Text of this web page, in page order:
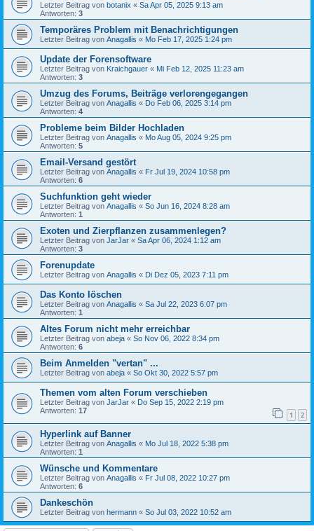
Letzter Beitrag von botanix « Sa Apr 05, 2025 9:13 am
Antworten: 3
Temporäres Problem mit Benachrichtigungen
Letzter Beitrag von Anagallis « Mo Feb 17, 2025 1:24 pm
Update der Forensoftware
Letzter Beitrag von Kraichgauer « Mi Feb 12, 2025 11:23 am
Antworten: 3
Umzug des Forums, Beiträge verlorengegangen
Letzter Beitrag von Anagallis « Do Feb 06, 2025 3:14 pm
Antworten: 4
Probleme beim Bilder Hochladen
Letzter Beitrag von Anagallis « Mo Aug 05, 2024 9:25 pm
Antworten: 5
Email-Versand gestört
Letzter Beitrag von Anagallis « Fr Jul 19, 2024 10:58 pm
Antworten: 6
Suchfunktion geht wieder
Letzter Beitrag von Anagallis « So Jun 16, 2024 8:28 am
Antworten: 1
Exoten und Zierpflanzen zusammenlegen?
Letzter Beitrag von JarJar « Sa Apr 06, 2024 1:12 am
Antworten: 3
Forenupdate
Letzter Beitrag von Anagallis « Di Dez 05, 2023 7:11 pm
Das Konto löschen
Letzter Beitrag von Anagallis « Sa Jul 22, 2023 6:07 pm
Antworten: 1
Altes Forum nicht mehr erreichbar
Letzter Beitrag von abeja « So Nov 06, 2022 8:34 pm
Antworten: 6
Beim Anmelden "vertan" ...
Letzter Beitrag von abeja « So Okt 30, 2022 5:57 pm
Themen vom alten Forum verschieben
Letzter Beitrag von JarJar « Do Sep 15, 2022 2:19 pm
Antworten: 17 1 2
Hyperlink auf Banner
Letzter Beitrag von Anagallis « Mo Jul 18, 2022 5:38 pm
Antworten: 1
Wünsche und Kommentare
Letzter Beitrag von Anagallis « Fr Jul 08, 2022 10:27 pm
Antworten: 6
Dankeschön
Letzter Beitrag von hermann « So Jul 03, 2022 10:52 am